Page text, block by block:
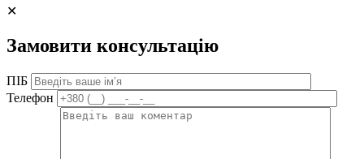
✕
Замовити консультацію
ПІБ
Телефон